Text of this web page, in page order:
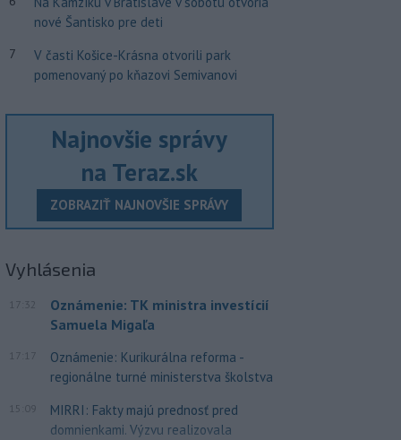
nové Šantisko pre deti
7
V časti Košice-Krásna otvorili park
pomenovaný po kňazovi Semivanovi
Najnovšie správy
na Teraz.sk
ZOBRAZIŤ NAJNOVŠIE SPRÁVY
Vyhlásenia
17:32
Oznámenie: TK ministra investícií
Samuela Migaľa
17:17
Oznámenie: Kurikurálna reforma -
regionálne turné ministerstva školstva
15:09
MIRRI: Fakty majú prednosť pred
domnienkami. Výzvu realizovala